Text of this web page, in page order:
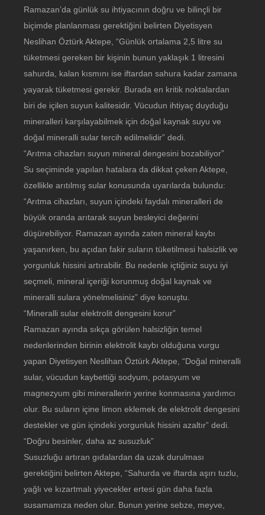
Ramazan’da günlük su ihtiyacının doğru ve bilinçli bir
biçimde planlanması gerektiğini belirten Diyetisyen
Neslihan Öztürk Aktepe, “Günlük ortalama 2,5 litre su
tüketmesi gereken bir kişinin bunun yaklaşık 1 litresini
sahurda, kalan kısmını ise iftardan sahura kadar zamana
yayarak tüketmesi gerekir. Burada en kritik noktalardan
biri de içilen suyun kalitesidir. Vücudun ihtiyaç duyduğu
mineralleri karşılayabilmek için doğal kaynak suyu ve
doğal mineralli sular tercih edilmelidir” dedi.
“Arıtma cihazları suyun mineral dengesini bozabiliyor”
Su seçiminde yapılan hatalara da dikkat çeken Aktepe,
özellikle arıtılmış sular konusunda uyarılarda bulundu:
“Arıtma cihazları, suyun içindeki faydalı mineralleri de
büyük oranda arıtarak suyun besleyici değerini
düşürebiliyor. Ramazan ayında zaten mineral kaybı
yaşanırken, bu açıdan fakir suların tüketilmesi halsizlik ve
yorgunluk hissini artırabilir. Bu nedenle içtiğiniz suyu iyi
seçmeli, mineral içeriği korunmuş doğal kaynak ve
mineralli sulara yönelmelisiniz” diye konuştu.
“Mineralli sular elektrolit dengesini korur”
Ramazan ayında sıkça görülen halsizliğin temel
nedenlerinden birinin elektrolit kaybı olduğuna vurgu
yapan Diyetisyen Neslihan Öztürk Aktepe, “Doğal mineralli
sular, vücudun kaybettiği sodyum, potasyum ve
magnezyum gibi minerallerin yerine konmasına yardımcı
olur. Bu suların içine limon eklemek de elektrolit dengesini
destekler ve gün içindeki yorgunluk hissini azaltır” dedi.
“Doğru besinler, daha az susuzluk”
Susuzluğu artıran gıdalardan da uzak durulması
gerektiğini belirten Aktepe, “Sahurda ve iftarda aşırı tuzlu,
yağlı ve kızartmalı yiyecekler ertesi gün daha fazla
susamamıza neden olur. Bunun yerine sebze, meyve,